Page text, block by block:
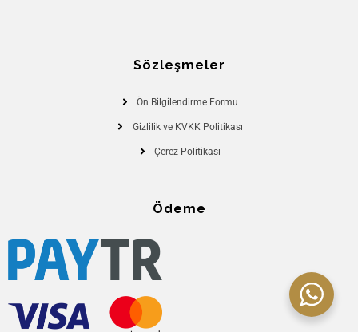
Sözleşmeler
Ön Bilgilendirme Formu
Gizlilik ve KVKK Politikası
Çerez Politikası
Ödeme